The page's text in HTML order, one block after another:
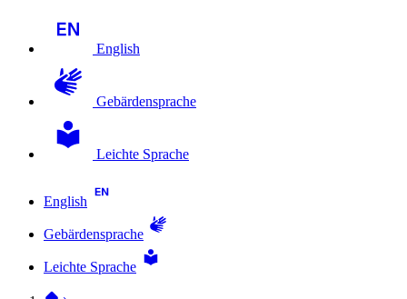
English
Gebärdensprache
Leichte Sprache
English
Gebärdensprache
Leichte Sprache